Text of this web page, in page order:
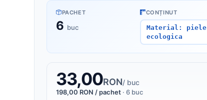
PACHET
6 buc
CONȚINUT
Material: piele
ecologica
33,00RON/ buc
198,00 RON / pachet · 6 buc